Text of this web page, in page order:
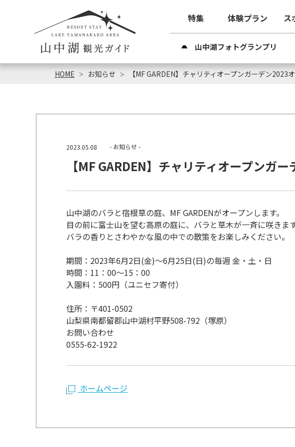
特集 体験プラン ス
山中湖フォトグランプリ
HOME お知らせ 【MF GARDEN】チャリティオープンガーデン2023
2023.05.08 - お知らせ -
【MF GARDEN】チャリティオープンガ
山中湖のバラと宿根草の庭、MF GARDENがオープンします。
目の前に富士山を望む高原の庭に、バラと草木が一斉に咲きます
バラの香りとさわやかな風の中での散策をお楽しみください。
期間：2023年6月2日(金)～6月25日(日)の毎週 金・土・日
時間：11：00～15：00
入園料：500円（ユニセフ寄付）
住所：〒401-0502
山梨県南都留郡山中湖村平野508-792（塚原）
お問い合わせ
0555-62-1922
ホームページ